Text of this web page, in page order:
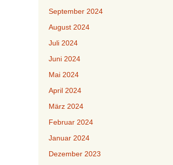
September 2024
August 2024
Juli 2024
Juni 2024
Mai 2024
April 2024
März 2024
Februar 2024
Januar 2024
Dezember 2023